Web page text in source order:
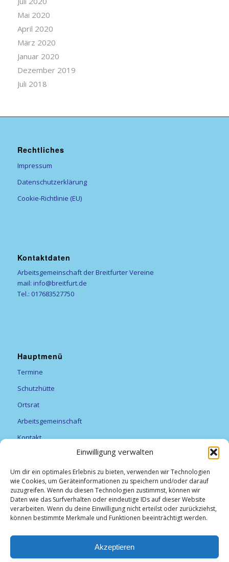
Einwilligung verwalten
Um dir ein optimales Erlebnis zu bieten, verwenden wir Technologien
wie Cookies, um Geräteinformationen zu speichern und/oder darauf
zuzugreifen. Wenn du diesen Technologien zustimmst, können wir
Daten wie das Surfverhalten oder eindeutige IDs auf dieser Website
verarbeiten. Wenn du deine Einwilligung nicht erteilst oder zurückziehst,
können bestimmte Merkmale und Funktionen beeinträchtigt werden.
Akzeptieren
Mai 2020
April 2020
März 2020
Januar 2020
Dezember 2019
Juli 2018
Rechtliches
Impressum
Datenschutzerklärung
Cookie-Richtlinie (EU)
Kontaktdaten
Arbeitsgemeinschaft der Breitfurter Vereine
mail: info@breitfurt.de
Tel.: 017683527750
Hauptmenü
Termine
Schutzhütte
Ortsrat
Arbeitsgemeinschaft
Kontakt
Feuerwehr
Förderverein Alexanderturm
Obst- und Gartenbauverein Breitfurt e.V.